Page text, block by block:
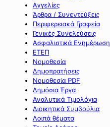
Αγγελίες
Άρθρα / Συνεντεύξεις
Περιφερειακά Γραφεία
Γενικές Συνελεύσεις
Ασφαλιστικά Ενημέρωση
ΕΤΕΠ
Νομοθεσία
Δημοπρατήσεις
Νομοθεσία PDF
Δημόσια Έργα
Αναλυτικά Τιμολόγια
Διοικητικά Συμβούλια
Λοιπά θέματα